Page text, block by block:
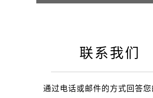
联系我们
通过电话或邮件的方式回答